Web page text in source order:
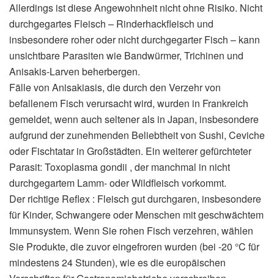
Allerdings ist diese Angewohnheit nicht ohne Risiko. Nicht
durchgegartes Fleisch – Rinderhackfleisch und
insbesondere roher oder nicht durchgegarter Fisch – kann
unsichtbare Parasiten wie Bandwürmer, Trichinen und
Anisakis-Larven beherbergen.
Fälle von Anisakiasis, die durch den Verzehr von
befallenem Fisch verursacht wird, wurden in Frankreich
gemeldet, wenn auch seltener als in Japan, insbesondere
aufgrund der zunehmenden Beliebtheit von Sushi, Ceviche
oder Fischtatar in Großstädten. Ein weiterer gefürchteter
Parasit: Toxoplasma gondii , der manchmal in nicht
durchgegartem Lamm- oder Wildfleisch vorkommt.
Der richtige Reflex : Fleisch gut durchgaren, insbesondere
für Kinder, Schwangere oder Menschen mit geschwächtem
Immunsystem. Wenn Sie rohen Fisch verzehren, wählen
Sie Produkte, die zuvor eingefroren wurden (bei -20 °C für
mindestens 24 Stunden), wie es die europäischen